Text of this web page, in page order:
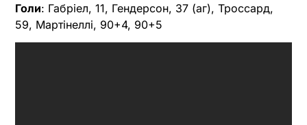
Голи: Габріел, 11, Гендерсон, 37 (аг), Троссард,
59, Мартінеллі, 90+4, 90+5